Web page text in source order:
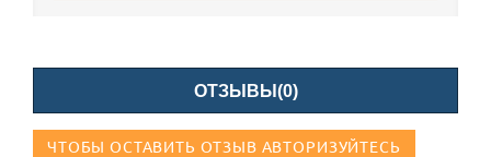
ОТЗЫВЫ(0)
ЧТОБЫ ОСТАВИТЬ ОТЗЫВ АВТОРИЗУЙТЕСЬ